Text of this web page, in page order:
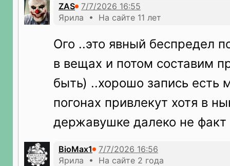
ZAS
Ярила • На сайте 11 лет
Ого ..это явный беспредел
в вещах и потом составим
быть) ..хорошо запись есть
погонах привлекут хотя в
державушке далеко не факт
BioMax1
Ярила • На сайте 2 года